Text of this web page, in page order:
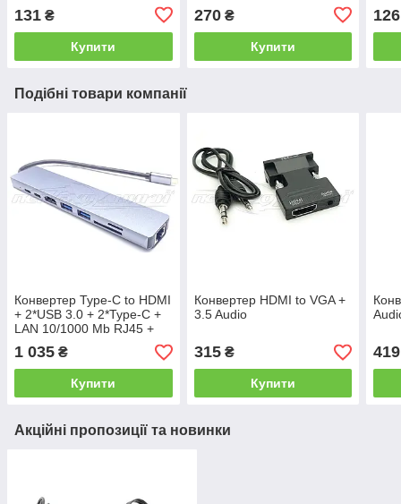
131 ₴
Купити
270₴
Купити
126
Подібні товари компанії
Конвертер Type-C to HDMI
+ 2*USB 3.0 + 2*Type-C +
LAN 10/1000 Mb RJ45 +
1 035 ₴
Купити
Конвертер HDMI to VGA +
3.5 Audio
315₴
Купити
419
Акційні пропозиції та новинки